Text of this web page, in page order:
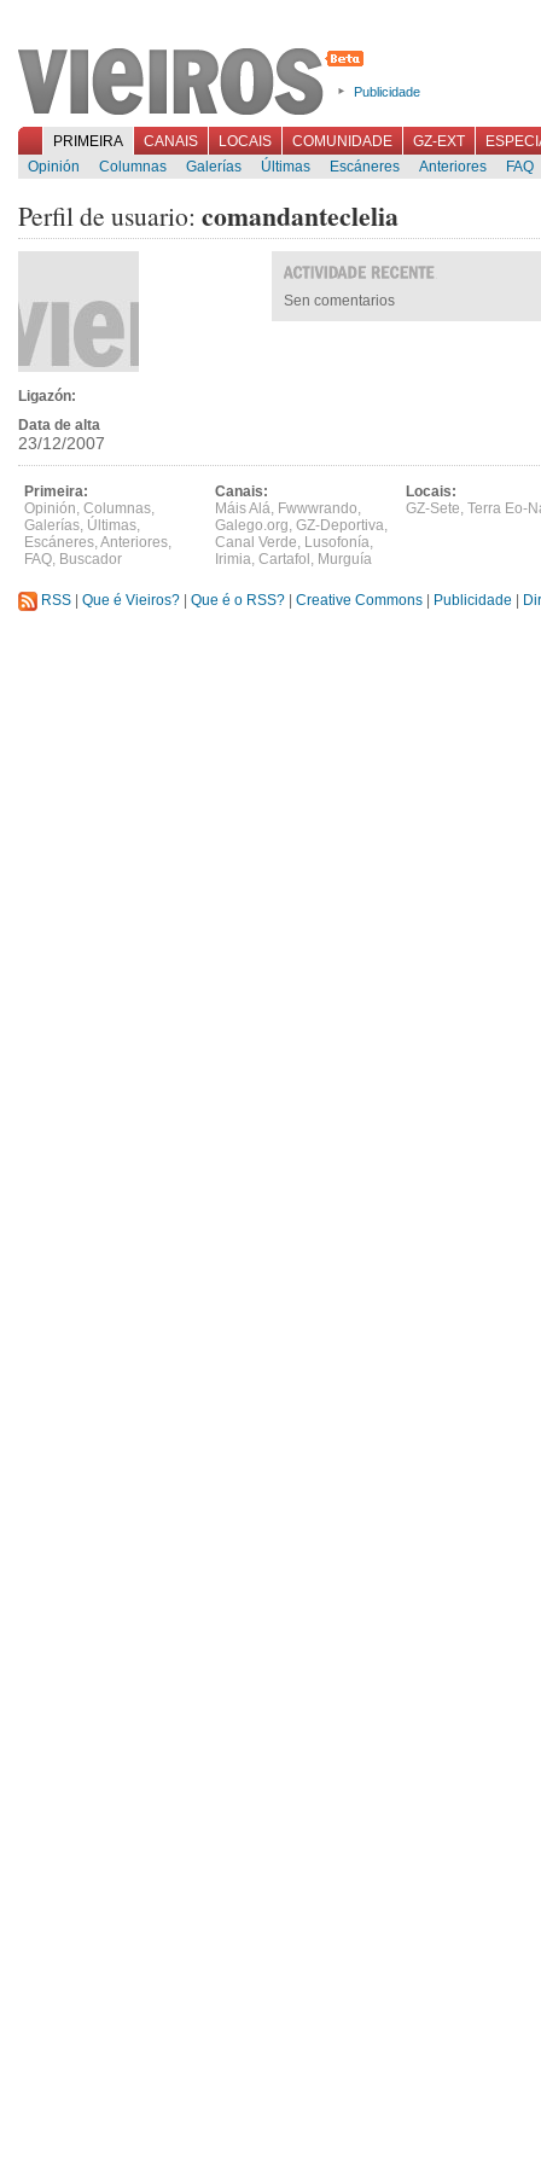
Publicidade
PRIMEIRA CANAIS LOCAIS COMUNIDADE GZ-EXT
Opinión
Columnas Galerías Últimas Escáneres Anteriores FAQ
Perfil de usuario: comandanteclelia
Ligazón:
Data de alta
23/12/2007
Sen comentarios
Primeira:
Opinión, Columnas,
Galerías, Últimas,
Escáneres,Anteriores,
FAQ, Buscador
Canais:
Máis Alá, Fwwwrando,
Galego.org, GZ-Deportiva,
Canal Verde, Lusofonía,
Irimia, Cartafol , Murguía
Locais:
GZ-Sete, Terra Eo-
RSS Que é Vieiros? Que é o RSS? Creative Commons Publicidade